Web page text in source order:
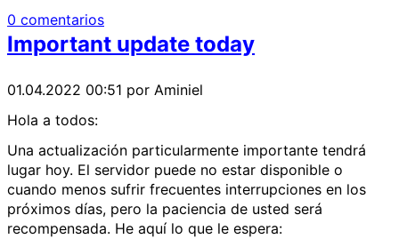
0 comentarios
Important update today
01.04.2022 00:51 por Aminiel
Hola a todos:
Una actualización particularmente importante tendrá
lugar hoy. El servidor puede no estar disponible o
cuando menos sufrir frecuentes interrupciones en los
próximos días, pero la paciencia de usted será
recompensada. He aquí lo que le espera: